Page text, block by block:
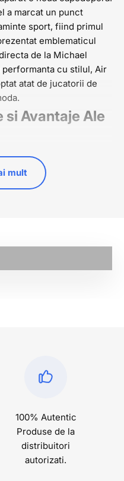
a marcat un punct
sport, fiind primul
emblematicul
de la Michael
cu stilul, Air
atat de jucatorii de
Avantaje Ale
Air Jordan 3 Retro cu
lor unice. De la
acest model iese
Perfect de Stil
lucru la Air Jordan 3
neschimbat de-a lungul
de sneakers care sa
Air Jordan 3 Retro
3 Retro si lasa-te
mult
100% Autentic
Produse de la
distribuitori
autorizati.